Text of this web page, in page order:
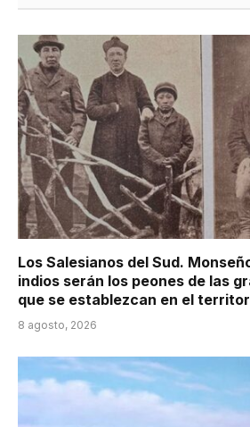
Los Salesianos del Sud.
indios serán los peones de las
que se establezcan en el
8 agosto, 2026